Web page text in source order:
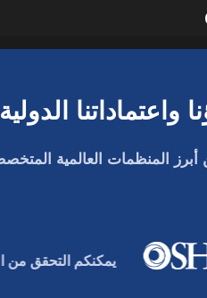
واعتماداتنا الدولية
أبرز المنظمات العالمية
يمكنكم التحقق من